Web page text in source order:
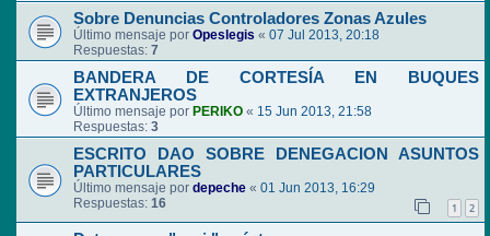
Sobre Denuncias Controladores Zonas Azules
Último mensaje por Opeslegis « 07 Jul 2013, 20:18
Respuestas: 7
BANDERA DE CORTESÍA EN BUQUES
EXTRANJEROS
Último mensaje por PERIKO « 15 Jun 2013, 21:58
Respuestas: 3
ESCRITO DAO SOBRE DENEGACION ASUNTOS
PARTICULARES
Último mensaje por depeche « 01 Jun 2013, 16:29
Respuestas: 16 1 2